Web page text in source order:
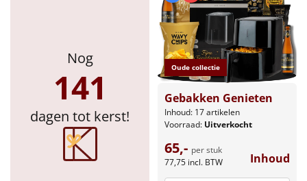
Nog
141
dagen tot kerst!
Oude collectie
Gebakken Genieten
Inhoud: 17 artikelen
Voorraad: Uitverkocht
65,- per stuk
77,75 incl. BTW Inhoud